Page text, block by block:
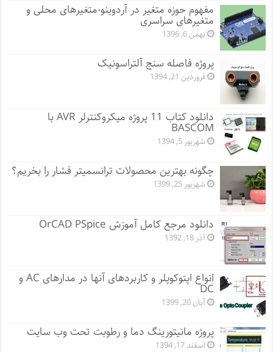
مفهوم حوزه متغیر در آردوینو-متغیرهای محلی و
متغیرهای سراسری
بهمن 6, 1396
پروژه فاصله سنج آلتراسونیک
فروردین 21, 1394
دانلود کتاب 11 پروژه میکروکنترلر AVR با
BASCOM
شهریور 5, 1394
چگونه بهترین محصولات ترانسمیتر فشار را بخریم؟
شهریور 25, 1399
دانلود مرجع کامل آموزش OrCAD PSpice
آذر 18, 1392
انواع اپتوکوپلر و کاربردهای آنها در مدارهای AC و
DC
آبان 20, 1399
پروژه مانيتورينگ دما و رطوبت تحت وب سایت
اسفند 17, 1394